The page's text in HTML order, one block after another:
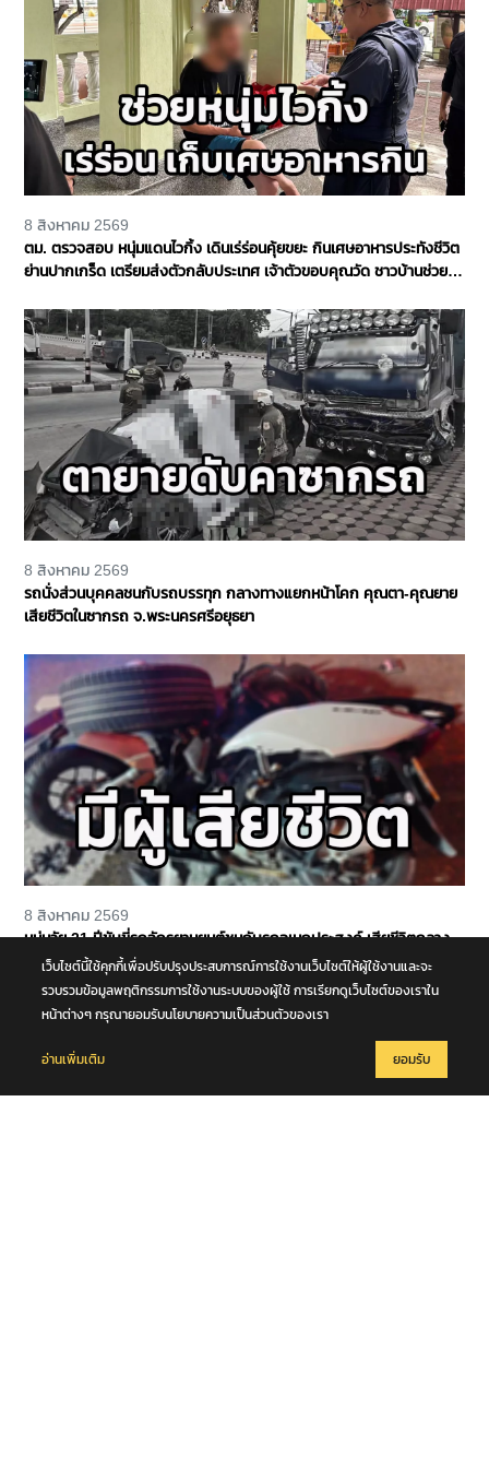
8 สิงหาคม 2569
ตม. ตรวจสอบ หนุ่มแดนไวกิ้ง เดินเร่ร่อนคุ้ยขยะ กินเศษอาหารประทังชีวิต
ย่านปากเกร็ด เตรียมส่งตัวกลับประเทศ เจ้าตัวขอบคุณวัด ชาวบ้านช่วย
8 สิงหาคม 2569
รถนั่งส่วนบุคคลชนกับรถบรรทุก กลางทางแยกหน้าโคก คุณตา-คุณยาย
เสียชีวิตในซากรถ จ.พระนครศรีอยุธยา
8 สิงหาคม 2569
หนุ่มวัย 21 ปีขับขี่รถจักรยานยนต์ชนกับรถอเนกประสงค์ เสียชีวิตกลาง
ถนนพุทธมณฑล สาย 4 จ.นครปฐม
เว็บไซต์นี้ใช้คุกกี้เพื่อปรับปรุงประสบการณ์การใช้งานเว็บไซต์ให้ผู้ใช้งานและจะ
รวบรวมข้อมูลพฤติกรรมการใช้งานระบบของผู้ใช้ การเรียกดูเว็บไซต์ของเราใน
หน้าต่างๆ กรุณายอมรับนโยบายความเป็นส่วนตัวของเรา
อ่านเพิ่มเติม ยอมรับ